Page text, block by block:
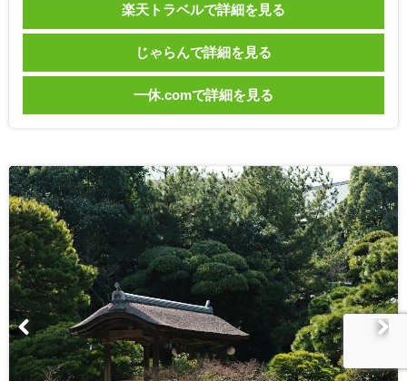
楽天トラベルで詳細を見る
じゃらんで詳細を見る
一休.comで詳細を見る